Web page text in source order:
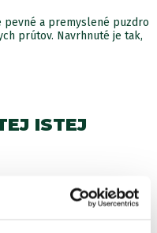
pevné a premyslené puzdro
prútov. Navrhnuté je tak,
ISTEJ
Akcia -15%